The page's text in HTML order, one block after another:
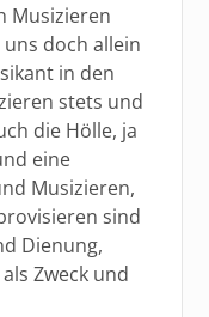
Musizieren
doch allein
in den
stets und
die Hölle, ja
eine
Musizieren,
sind
Dienung,
Zweck und